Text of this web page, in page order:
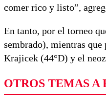
comer rico y listo”,
En tanto, por el torneo
sembrado), mientras
Krajicek (44°D) y el
OTROS TEMAS A